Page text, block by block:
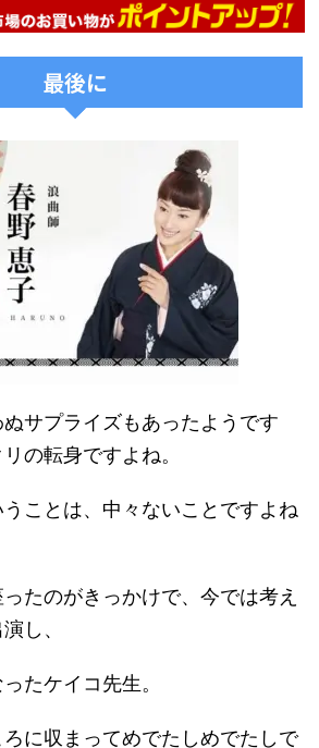
最後に
サプライズもあったようです
の転身ですよね。
ことは、中々ないことですよね
たのがきっかけで、今では考え
し、
たケイコ先生。
に収まってめでたしめでたしで